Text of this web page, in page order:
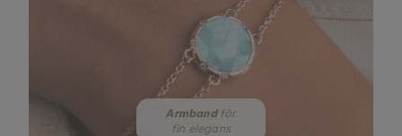
Armbandför
fin elegans